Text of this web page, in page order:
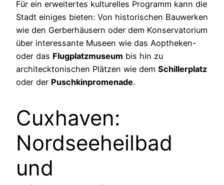
Für ein erweitertes kulturelles Programm kann die
Stadt einiges bieten: Von historischen Bauwerken
wie den Gerberhäusern oder dem Konservatorium
über interessante Museen wie das Aoptheken-
oder das Flugplatzmuseum bis hin zu
architecktonischen Plätzen wie dem Schillerplatz
oder der Puschkinpromenade.
Cuxhaven:
Nordseeheilbad
und